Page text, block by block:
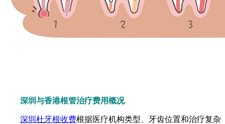
深圳与香港根管治疗费用概况
深圳杜牙根收费根据医疗机构类型、牙齿位置和治疗复杂